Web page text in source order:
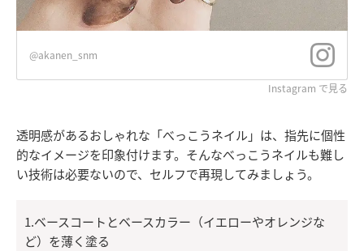
@akanen_snm
Instagram で見る
透明感があるおしゃれな「べっこうネイル」は、指先に個性
的なイメージを印象付けます。そんなべっこうネイルも難し
い技術は必要ないので、セルフで再現してみましょう。
1.ベースコートとベースカラー（イエローやオレンジな
ど）を薄く塗る